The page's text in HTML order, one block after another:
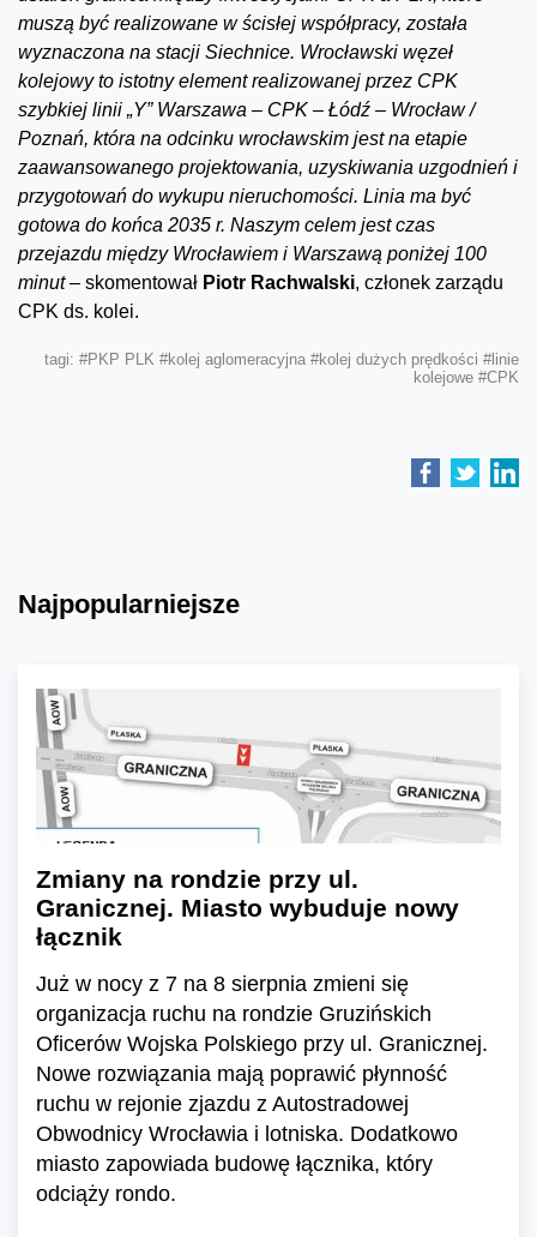
muszą być realizowane w ścisłej współpracy, została
wyznaczona na stacji Siechnice. Wrocławski węzeł
kolejowy to istotny element realizowanej przez CPK
szybkiej linii „Y” Warszawa – CPK – Łódź – Wrocław /
Poznań, która na odcinku wrocławskim jest na etapie
zaawansowanego projektowania, uzyskiwania uzgodnień i
przygotowań do wykupu nieruchomości. Linia ma być
gotowa do końca 2035 r. Naszym celem jest czas
przejazdu między Wrocławiem i Warszawą poniżej 100
minut – skomentował Piotr Rachwalski, członek zarządu
CPK ds. kolei.
tagi: #PKP PLK #kolej aglomeracyjna #kolej dużych prędkości #linie
kolejowe #CPK
Najpopularniejsze
Zmiany na rondzie przy ul.
Granicznej. Miasto wybuduje nowy
łącznik
Już w nocy z 7 na 8 sierpnia zmieni się
organizacja ruchu na rondzie Gruzińskich
Oficerów Wojska Polskiego przy ul. Granicznej.
Nowe rozwiązania mają poprawić płynność
ruchu w rejonie zjazdu z Autostradowej
Obwodnicy Wrocławia i lotniska. Dodatkowo
miasto zapowiada budowę łącznika, który
odciąży rondo.